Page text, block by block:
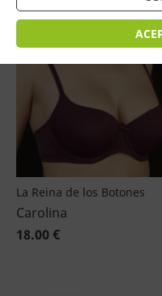
La Reina de los Botones
Carolina
18.00 €